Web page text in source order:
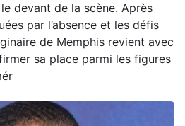
devant de la scène. Après
par l’absence et les défis
de Memphis revient avec
sa place parmi les figures